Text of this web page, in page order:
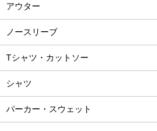
アウター
ノースリーブ
Tシャツ・カットソー
シャツ
パーカー・スウェット